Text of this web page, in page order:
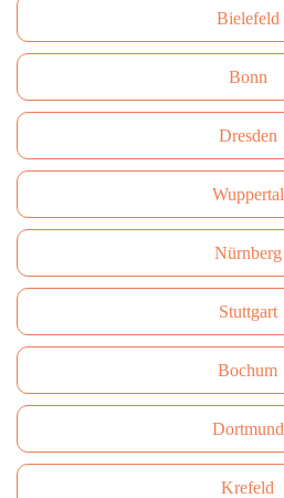
Bielefeld
Bonn
Dresden
Wuppertal
Nürnberg
Stuttgart
Bochum
Dortmund
Krefeld